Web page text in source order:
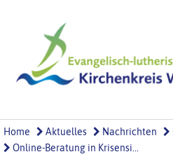
Home Aktuelles Nachrichten
Online-Beratung in Krisensi...